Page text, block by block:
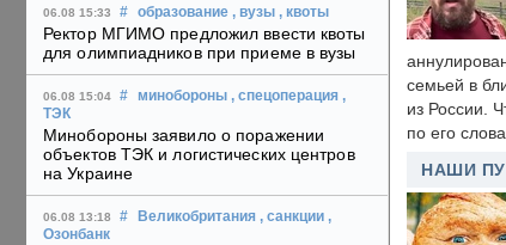
06.08 15:33 # образование , вузы , квоты
Ректор МГИМО предложил ввести квоты
для олимпиадников при приеме в вузы
06.08 15:04 # минобороны , спецоперация ,
ТЭК
Минобороны заявило о поражении
объектов ТЭК и логистических центров
на Украине
06.08 13:18 # Великобритания , санкции ,
Озонбанк
семьей в
из России.
по его
НАШИ